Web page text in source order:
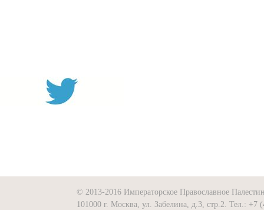
© 2013-2016 Императорское Православное
101000 г. Москва, ул. Забелина, д.3, стр.2. Тел.: